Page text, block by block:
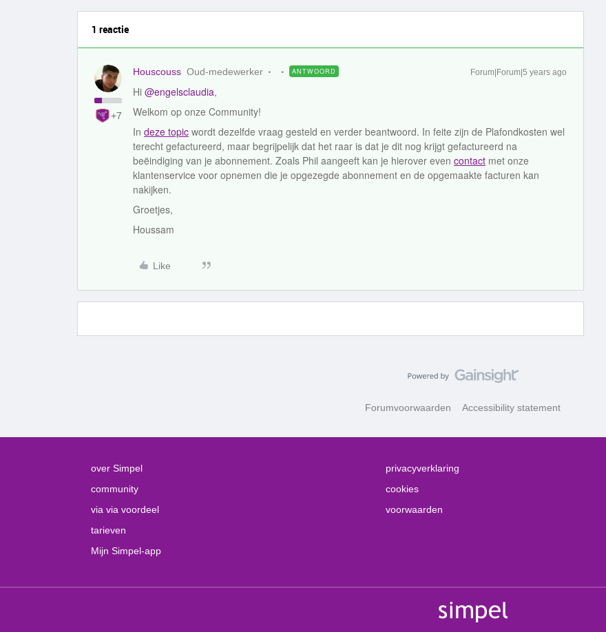
1 reactie
+7
Houscouss Oud-medewerker ANTWOORD Forum|Forum|5 years ago
Hi @engelsclaudia,
Welkom op onze Community!
In deze topic wordt dezelfde vraag gesteld en verder beantwoord. In feite zijn de Plafondkosten wel
terecht gefactureerd, maar begrijpelijk dat het raar is dat je dit nog krijgt gefactureerd na
beëindiging van je abonnement. Zoals Phil aangeeft kan je hierover even contact met onze
klantenservice voor opnemen die je opgezegde abonnement en de opgemaakte facturen kan
nakijken.
Groetjes,
Houssam
Like
Forumvoorwaarden Accessibility statement
over Simpel
community
via via voordeel
tarieven
Mijn Simpel-app
privacyverklaring
cookies
voorwaarden